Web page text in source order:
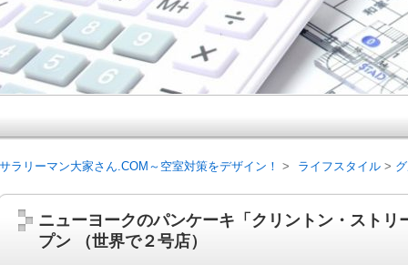
ニューヨークのパンケーキ「クリントン・ストリ
プン （世界で２号店）
サラリーマン大家さん.COM～空室対策をデザイン！ ライフスタイル
サラリーマン大家さん.COM～空